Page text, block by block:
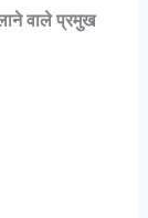
वाले प्रमुख